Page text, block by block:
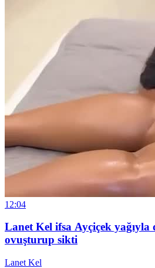
12:04
Lanet Kel ifsa Ayçiçek
ovuşturup sikti
Lanet Kel